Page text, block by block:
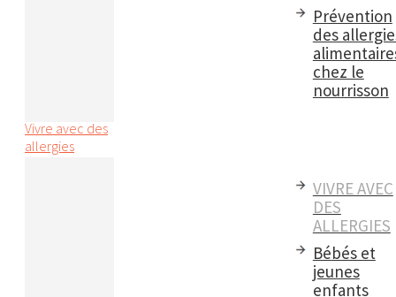
Prévention
des
chez le
nourrisson
Vivre avec des
allergies
VIVRE AVEC
DES
ALLERGIES
Bébés et
jeunes
enfants